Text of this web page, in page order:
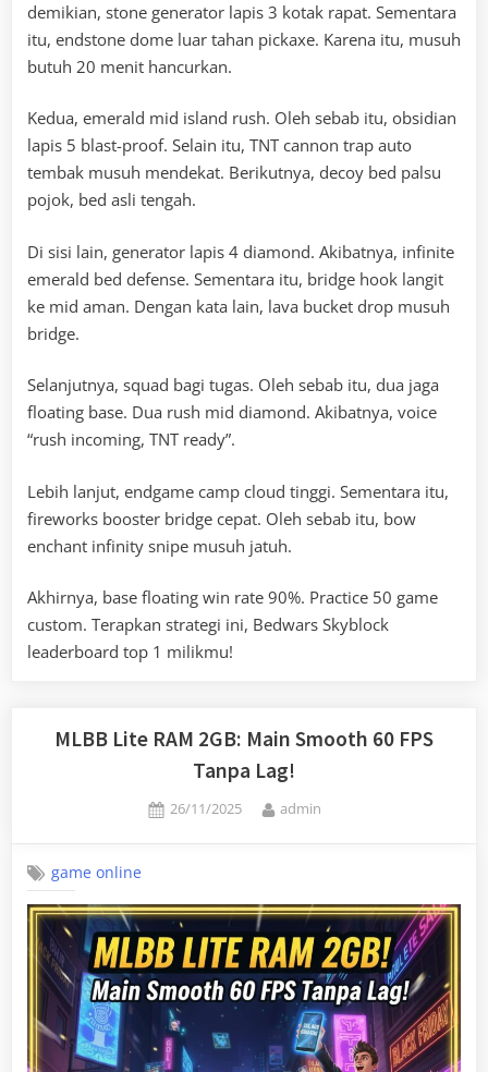
demikian, stone generator lapis 3 kotak rapat. Sementara
itu, endstone dome luar tahan pickaxe. Karena itu, musuh
butuh 20 menit hancurkan.
Kedua, emerald mid island rush. Oleh sebab itu, obsidian
lapis 5 blast-proof. Selain itu, TNT cannon trap auto
tembak musuh mendekat. Berikutnya, decoy bed palsu
pojok, bed asli tengah.
Di sisi lain, generator lapis 4 diamond. Akibatnya, infinite
emerald bed defense. Sementara itu, bridge hook langit
ke mid aman. Dengan kata lain, lava bucket drop musuh
bridge.
Selanjutnya, squad bagi tugas. Oleh sebab itu, dua jaga
floating base. Dua rush mid diamond. Akibatnya, voice
“rush incoming, TNT ready”.
Lebih lanjut, endgame camp cloud tinggi. Sementara itu,
fireworks booster bridge cepat. Oleh sebab itu, bow
enchant infinity snipe musuh jatuh.
Akhirnya, base floating win rate 90%. Practice 50 game
custom. Terapkan strategi ini, Bedwars Skyblock
leaderboard top 1 milikmu!
MLBB Lite RAM 2GB: Main Smooth 60 FPS
Tanpa Lag!
Posted
26/11/2025 By
admin
game online